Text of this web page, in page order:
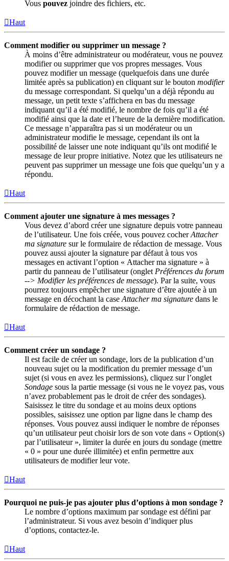
Vous pouvez joindre des fichiers, etc.
Haut
Comment modifier ou supprimer un message ?
À moins d’être administrateur ou modérateur, vous ne pouvez
modifier ou supprimer que vos propres messages. Vous
pouvez modifier un message (quelquefois dans une durée
limitée après sa publication) en cliquant sur le bouton modifier
du message correspondant. Si quelqu’un a déjà répondu au
message, un petit texte s’affichera en bas du message
indiquant qu’il a été modifié, le nombre de fois qu’il a été
modifié ainsi que la date et l’heure de la dernière modification.
Ce message n’apparaîtra pas si un modérateur ou un
administrateur modifie le message, cependant ils ont la
possibilité de laisser une note indiquant qu’ils ont modifié le
message de leur propre initiative. Notez que les utilisateurs ne
peuvent pas supprimer un message une fois que quelqu’un y a
répondu.
Haut
Comment ajouter une signature à mes messages ?
Vous devez d’abord créer une signature depuis votre panneau
de l’utilisateur. Une fois créée, vous pouvez cocherAttacher
ma signature sur le formulaire de rédaction de message. Vous
pouvez aussi ajouter la signature par défaut à tous vos
messages en activant l’option « Attacher ma signature » à
partir du panneau de l’utilisateur (onglet Préférences du forum
--> Modifier les préférences de message). Par la suite, vous
pourrez toujours empêcher une signature d’être ajoutée à un
message en décochant la case Attacher ma signature dans le
formulaire de rédaction de message.
Haut
Comment créer un sondage ?
Il est facile de créer un sondage, lors de la publication d’un
nouveau sujet ou la modification du premier message d’un
sujet (si vous en avez les permissions), cliquez sur l’onglet
Sondage sous la partie message (si vous ne le voyez pas, vous
n’avez probablement pas le droit de créer des sondages).
Saisissez le titre du sondage et au moins deux options
possibles, saisissez une option par ligne dans le champ des
réponses. Vous pouvez aussi indiquer le nombre de réponses
qu’un utilisateur peut choisir lors de son vote dans « Option(s)
par l’utilisateur », limiter la durée en jours du sondage (mettre
« 0 » pour une durée illimitée) et enfin permettre aux
utilisateurs de modifier leur vote.
Haut
Pourquoi ne puis-je pas ajouter plus d’options à mon sondage ?
Le nombre d’options maximum par sondage est défini par
l’administrateur. Si vous avez besoin d’indiquer plus
d’options, contactez-le.
Haut